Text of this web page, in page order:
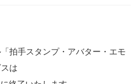
拍手スタンプ・アバター・エモ
は